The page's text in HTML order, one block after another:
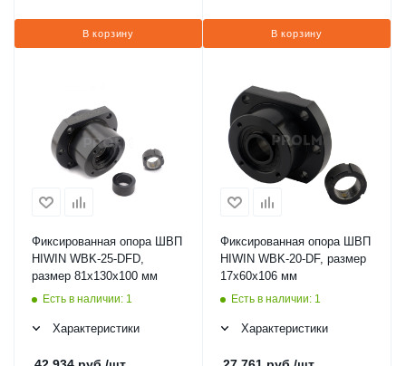
В корзину В корзину
Фиксированная опора ШВП
HIWIN WBK-25-DFD,
размер 81x130x100 мм
Есть в наличии: 1
Характеристики
Фиксированная опора ШВП
HIWIN WBK-20-DF, размер
17x60x106 мм
Есть в наличии: 1
Характеристики